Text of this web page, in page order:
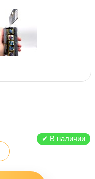
✔ В наличии